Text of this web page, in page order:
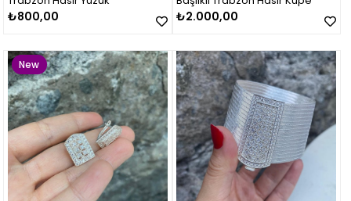
₺800,00 ₺2.000,00
New
Item